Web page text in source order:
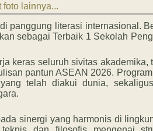
foto lainnya...
panggung literasi internasional.
sebagai Terbaik 1 Sekolah
keras seluruh sivitas akademika,
pantun ASEAN 2026.
telah diakui dunia,
sinergi yang harmonis di